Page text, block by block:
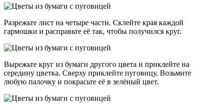
Разрежьте лист на четыре части. Склейте края каждой
гармошки и расправьте её так, чтобы получился круг.
Вырежьте круг из бумаги другого цвета и приклейте на
середину цветка. Сверху приклейте пуговицу. Возьмите
любую палочку и покрасьте её в зелёный цвет.